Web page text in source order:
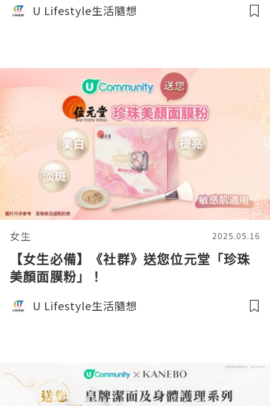
U Lifestyle生活隨想
女生 2025.05.16
【女生必備】《社群》送您位元堂「珍珠
美顏面膜粉」！
U Lifestyle生活隨想